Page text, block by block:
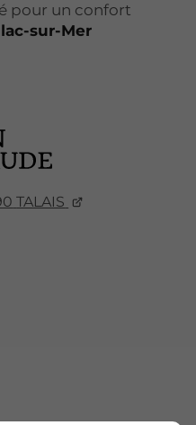
TALAIS
pour un confort
sur-Mer